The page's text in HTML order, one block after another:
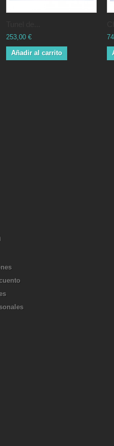
253,00 €
Añadir al carrito